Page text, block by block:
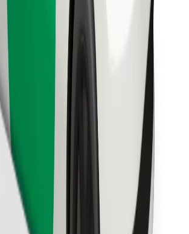
atvyks per kelias minutes!
programėlę „Bolt“
mėgstamą maistą!
programėlę „Bolt Food“